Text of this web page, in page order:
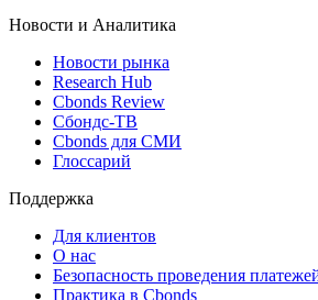
ETF & Funds
Поиск ETF & Funds
Новости и Аналитика
Новости рынка
Research Hub
Сбондс-ТВ
Глоссарий
Поддержка